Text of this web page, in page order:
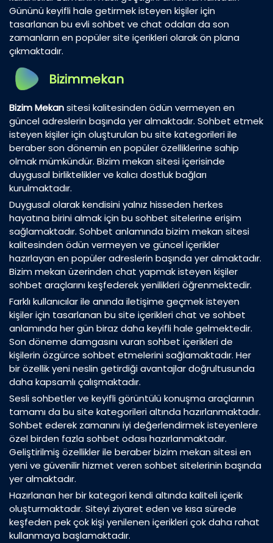
Gününü keyifli hale getirmek isteyen kişiler için
tasarlanan bu evli sohbet ve chat odaları da son
zamanların en popüler site içerikleri olarak ön plana
çıkmaktadır.
Bizimmekan
Bizim Mekansitesi kalitesinden ödün vermeyen en
güncel adreslerin başında yer almaktadır. Sohbet etmek
isteyen kişiler için oluşturulan bu site kategorileri ile
beraber son dönemin en popüler özelliklerine sahip
olmak mümkündür. Bizim mekan sitesi içerisinde
duygusal birliktelikler ve kalıcı dostluk bağları
kurulmaktadır.
Duygusal olarak kendisini yalnız hisseden herkes
hayatına birini almak için bu sohbet sitelerine erişim
sağlamaktadır. Sohbet anlamında bizim mekan sitesi
kalitesinden ödün vermeyen ve güncel içerikler
hazırlayan en popüler adreslerin başında yer almaktadır.
Bizim mekan üzerinden chat yapmak isteyen kişiler
sohbet araçlarını keşfederek yenilikleri öğrenmektedir.
Farklı kullanıcılar ile anında iletişime geçmek isteyen
kişiler için tasarlanan bu site içerikleri chat ve sohbet
anlamında her gün biraz daha keyifli hale gelmektedir.
Son döneme damgasını vuran sohbet içerikleri de
kişilerin özgürce sohbet etmelerini sağlamaktadır. Her
bir özellik yeni neslin getirdiği avantajlar doğrultusunda
daha kapsamlı çalışmaktadır.
Sesli sohbetler ve keyifli görüntülü konuşma araçlarının
tamamı da bu site kategorileri altında hazırlanmaktadır.
Sohbet ederek zamanını iyi değerlendirmek isteyenlere
özel birden fazla sohbet odası hazırlanmaktadır.
Geliştirilmiş özellikler ile beraber bizim mekan sitesi en
yeni ve güvenilir hizmet veren sohbet sitelerinin başında
yer almaktadır.
Hazırlanan her bir kategori kendi altında kaliteli içerik
oluşturmaktadır. Siteyi ziyaret eden ve kısa sürede
keşfeden pek çok kişi yenilenen içerikleri çok daha rahat
kullanmaya başlamaktadır.